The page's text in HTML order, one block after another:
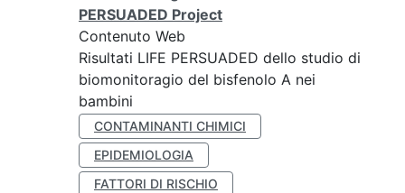
PERSUADED Project
Contenuto Web
Risultati LIFE PERSUADED dello studio di
biomonitoragio del bisfenolo A nei
bambini
CONTAMINANTI CHIMICI
EPIDEMIOLOGIA
FATTORI DI RISCHIO